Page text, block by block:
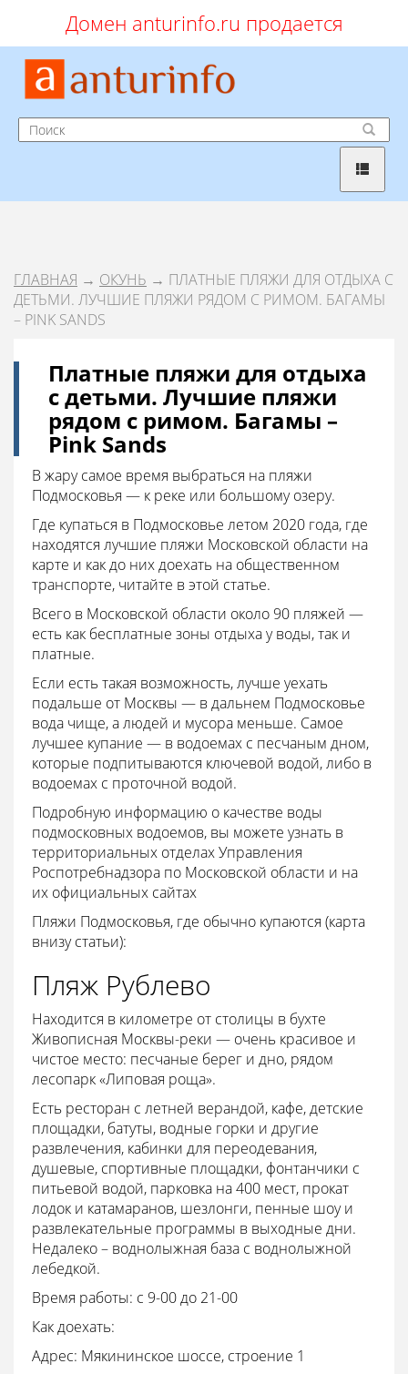
Домен anturinfo.ru продается
ГЛАВНАЯ → ОКУНЬ → ПЛАТНЫЕ ПЛЯЖИ ДЛЯ ОТДЫХА С
ДЕТЬМИ. ЛУЧШИЕ ПЛЯЖИ РЯДОМ С РИМОМ. БАГАМЫ
– PINK SANDS
Платные пляжи для отдыха
с детьми. Лучшие пляжи
рядом с римом. Багамы –
Pink Sands
В жару самое время выбраться на пляжи
Подмосковья — к реке или большому озеру.
Где купаться в Подмосковье летом 2020 года, где
находятся лучшие пляжи Московской области на
карте и как до них доехать на общественном
транспорте, читайте в этой статье.
Всего в Московской области около 90 пляжей —
есть как бесплатные зоны отдыха у воды, так и
платные.
Если есть такая возможность, лучше уехать
подальше от Москвы — в дальнем Подмосковье
вода чище, а людей и мусора меньше. Самое
лучшее купание — в водоемах с песчаным дном,
которые подпитываются ключевой водой, либо в
водоемах с проточной водой.
Подробную информацию о качестве воды
подмосковных водоемов, вы можете узнать в
территориальных отделах Управления
Роспотребнадзора по Московской области и на
их официальных сайтах
Пляжи Подмосковья, где обычно купаются (карта
внизу статьи):
Пляж Рублево
Находится в километре от столицы в бухте
Живописная Москвы-реки — очень красивое и
чистое место: песчаные берег и дно, рядом
лесопарк «Липовая роща».
Есть ресторан с летней верандой, кафе, детские
площадки, батуты, водные горки и другие
развлечения, кабинки для переодевания,
душевые, спортивные площадки, фонтанчики с
питьевой водой, парковка на 400 мест, прокат
лодок и катамаранов, шезлонги, пенные шоу и
развлекательные программы в выходные дни.
Недалеко – воднолыжная база с воднолыжной
лебедкой.
Время работы: с 9-00 до 21-00
Как доехать:
Адрес: Мякининское шоссе, строение 1